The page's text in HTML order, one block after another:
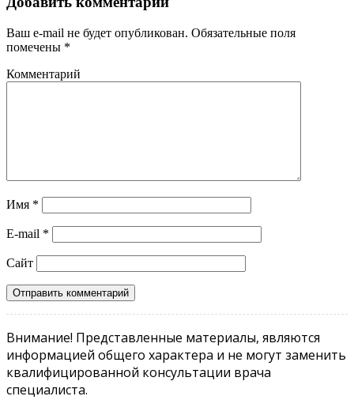
Ваш e-mail не будет опубликован. Обязательные поля
помечены *
Комментарий
Имя *
E-mail *
Сайт
Внимание! Представленные материалы, являются
информацией общего характера и не могут заменить
квалифицированной консультации врача
специалиста.